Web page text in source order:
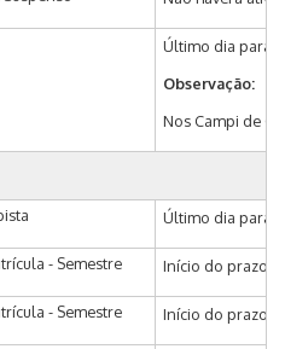
Último dia para
Observação:
Nos Campi de
Último dia para
- Semestre Início do prazo
- Semestre Início do prazo